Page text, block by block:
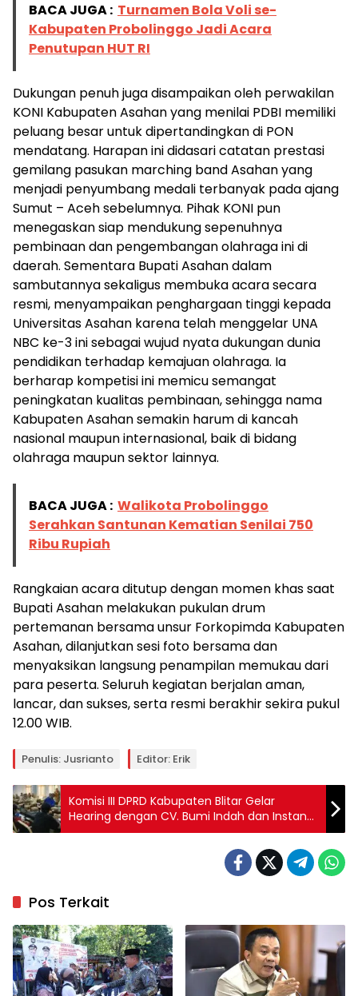
BACA JUGA : Turnamen Bola Voli se-
Kabupaten Probolinggo Jadi Acara
Penutupan HUT RI
Dukungan penuh juga disampaikan oleh perwakilan
KONI Kabupaten Asahan yang menilai PDBI memiliki
peluang besar untuk dipertandingkan di PON
mendatang. Harapan ini didasari catatan prestasi
gemilang pasukan marching band Asahan yang
menjadi penyumbang medali terbanyak pada ajang
Sumut – Aceh sebelumnya. Pihak KONI pun
menegaskan siap mendukung sepenuhnya
pembinaan dan pengembangan olahraga ini di
daerah. Sementara Bupati Asahan dalam
sambutannya sekaligus membuka acara secara
resmi, menyampaikan penghargaan tinggi kepada
Universitas Asahan karena telah menggelar UNA
NBC ke-3 ini sebagai wujud nyata dukungan dunia
pendidikan terhadap kemajuan olahraga. Ia
berharap kompetisi ini memicu semangat
peningkatan kualitas pembinaan, sehingga nama
Kabupaten Asahan semakin harum di kancah
nasional maupun internasional, baik di bidang
olahraga maupun sektor lainnya.
BACA JUGA : Walikota Probolinggo
Serahkan Santunan Kematian Senilai 750
Ribu Rupiah
Rangkaian acara ditutup dengan momen khas saat
Bupati Asahan melakukan pukulan drum
pertemanan bersama unsur Forkopimda Kabupaten
Asahan, dilanjutkan sesi foto bersama dan
menyaksikan langsung penampilan memukau dari
para peserta. Seluruh kegiatan berjalan aman,
lancar, dan sukses, serta resmi berakhir sekira pukul
12.00 WIB.
Penulis: Jusrianto Editor: Erik
Komisi III DPRD Kabupaten Blitar Gelar
Hearing dengan CV. Bumi Indah dan Instansi
Terkait
Pos Terkait